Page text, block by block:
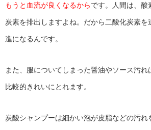
もうと血流が良くなるからです。人間は、酸
炭素を排出しますよね。だから二酸化炭素を
進になるんです。
また、服についてしまった醤油やソース汚れ
比較的きれいにとれます。
炭酸シャンプーは細かい泡が皮脂などの汚れ